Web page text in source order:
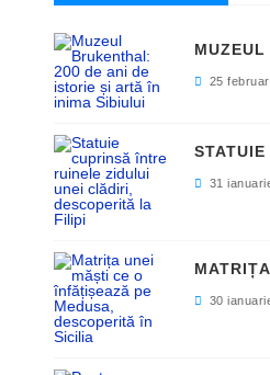
25
31
30